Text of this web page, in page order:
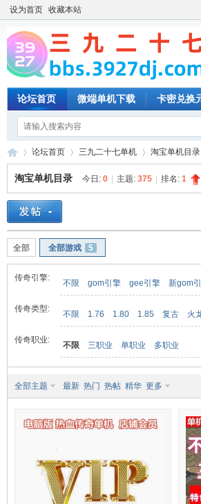
设为首页 收藏本站
论坛首页 微端单机下载 卡密兑换
»
论坛首页 三九二十七单机 淘宝单机目录
淘宝单机目录 今日: 0 主题: 375 排名: 1
全部 全部游戏 5
传奇引擎:
不限 gom引擎 gee引擎 新gom
传奇类型:
不限 1.76 1.80 1.85 复古 火
传奇职业:
不限 三职业 单职业 多职业
全部主题 最新 热门 热帖 精华 更多